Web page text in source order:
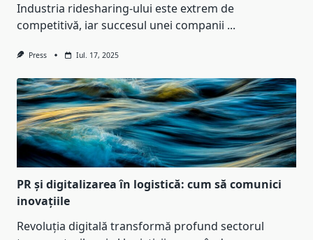
Industria ridesharing-ului este extrem de
competitivă, iar succesul unei companii ...
Press Iul. 17, 2025
PR și digitalizarea în logistică: cum să comunici
inovațiile
Revoluția digitală transformă profund sectorul